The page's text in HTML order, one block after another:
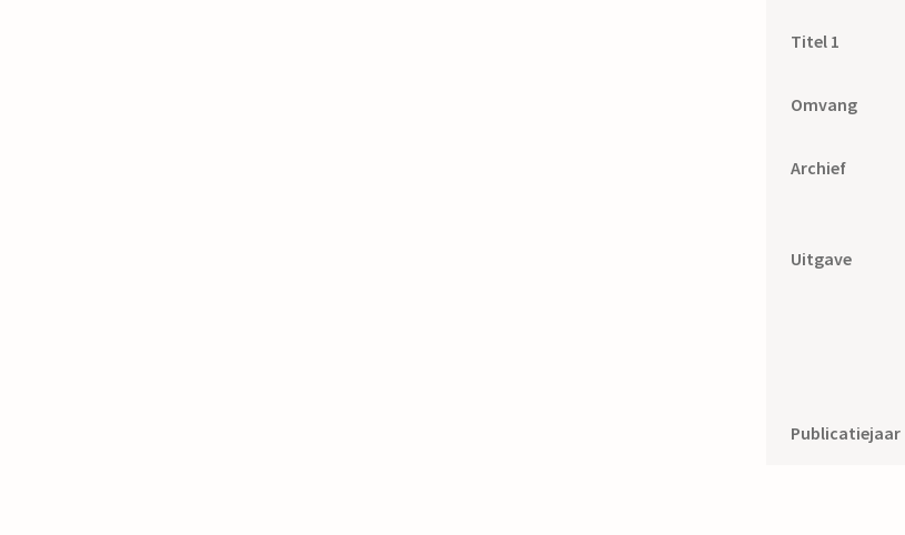
Titel 1
Omvang
Archief
Uitgave
Publicatiejaar